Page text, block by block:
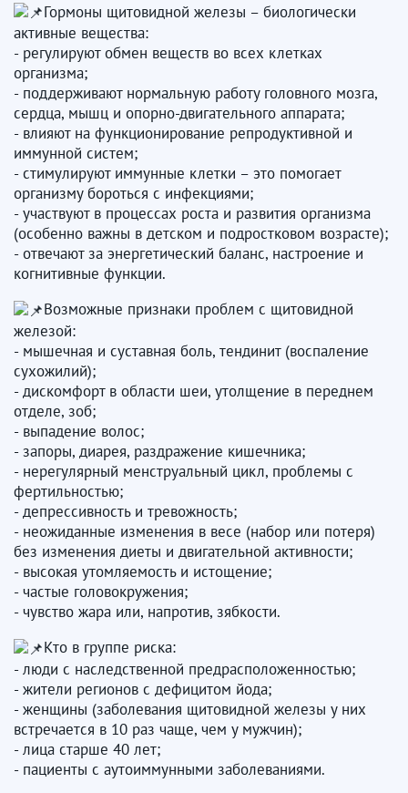
Гормоны щитовидной железы – биологически
активные вещества:
- регулируют обмен веществ во всех клетках
организма;
- поддерживают нормальную работу головного мозга,
сердца, мышц и опорно-двигательного аппарата;
- влияют на функционирование репродуктивной и
иммунной систем;
- стимулируют иммунные клетки – это помогает
организму бороться с инфекциями;
- участвуют в процессах роста и развития организма
(особенно важны в детском и подростковом возрасте);
- отвечают за энергетический баланс, настроение и
когнитивные функции.
Возможные признаки проблем с щитовидной
железой:
- мышечная и суставная боль, тендинит (воспаление
сухожилий);
- дискомфорт в области шеи, утолщение в переднем
отделе, зоб;
- выпадение волос;
- запоры, диарея, раздражение кишечника;
- нерегулярный менструальный цикл, проблемы с
фертильностью;
- депрессивность и тревожность;
- неожиданные изменения в весе (набор или потеря)
без изменения диеты и двигательной активности;
- высокая утомляемость и истощение;
- частые головокружения;
- чувство жара или, напротив, зябкости.
Кто в группе риска:
- люди с наследственной предрасположенностью;
- жители регионов с дефицитом йода;
- женщины (заболевания щитовидной железы у них
встречается в 10 раз чаще, чем у мужчин);
- лица старше 40 лет;
- пациенты с аутоиммунными заболеваниями.